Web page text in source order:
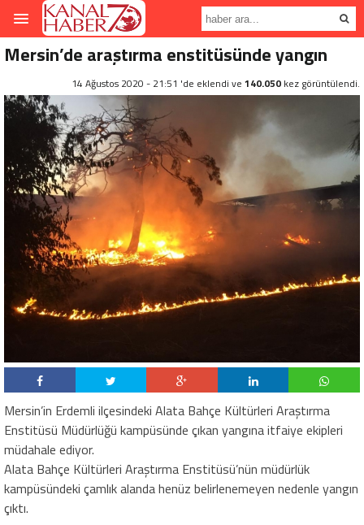
Mersin’de araştırma enstitüsünde yangın
14 Ağustos 2020 - 21:51 'de eklendi ve 140.050 kez görüntülendi.
Mersin’in Erdemli ilçesindeki Alata Bahçe Kültürleri Araştırma
Enstitüsü Müdürlüğü kampüsünde çıkan yangına itfaiye ekipleri
müdahale ediyor.
Alata Bahçe Kültürleri Araştırma Enstitüsü’nün müdürlük
kampüsündeki çamlık alanda henüz belirlenemeyen nedenle yangın
çıktı.